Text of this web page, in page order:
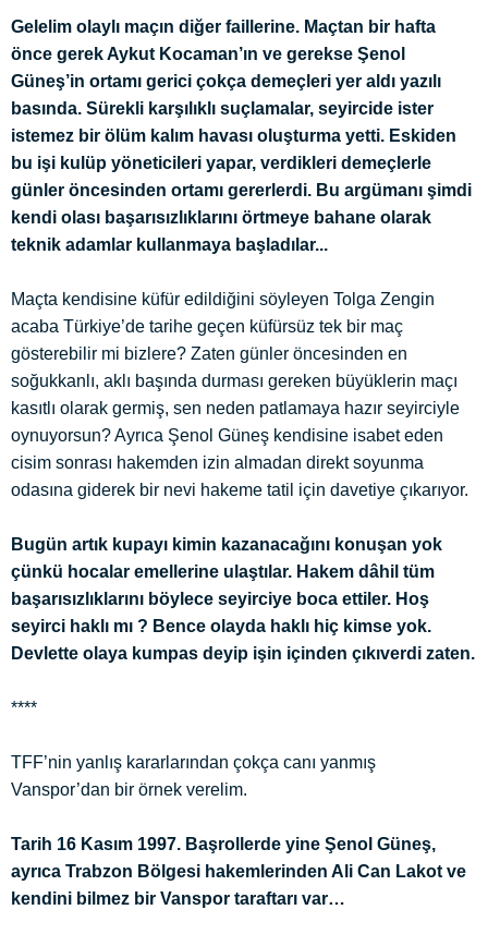
Gelelim olaylı maçın diğer faillerine. Maçtan bir hafta
önce gerek Aykut Kocaman’ın ve gerekse Şenol
Güneş’in ortamı gerici çokça demeçleri yer aldı yazılı
basında. Sürekli karşılıklı suçlamalar, seyircide ister
istemez bir ölüm kalım havası oluşturma yetti. Eskiden
bu işi kulüp yöneticileri yapar, verdikleri demeçlerle
günler öncesinden ortamı gererlerdi. Bu argümanı şimdi
kendi olası başarısızlıklarını örtmeye bahane olarak
teknik adamlar kullanmaya başladılar...
Maçta kendisine küfür edildiğini söyleyen Tolga Zengin
acaba Türkiye’de tarihe geçen küfürsüz tek bir maç
gösterebilir mi bizlere? Zaten günler öncesinden en
soğukkanlı, aklı başında durması gereken büyüklerin maçı
kasıtlı olarak germiş, sen neden patlamaya hazır seyirciyle
oynuyorsun? Ayrıca Şenol Güneş kendisine isabet eden
cisim sonrası hakemden izin almadan direkt soyunma
odasına giderek bir nevi hakeme tatil için davetiye çıkarıyor.
Bugün artık kupayı kimin kazanacağını konuşan yok
çünkü hocalar emellerine ulaştılar. Hakem dâhil tüm
başarısızlıklarını böylece seyirciye boca ettiler. Hoş
seyirci haklı mı ? Bence olayda haklı hiç kimse yok.
Devlette olaya kumpas deyip işin içinden çıkıverdi zaten.
****
TFF’nin yanlış kararlarından çokça canı yanmış
Vanspor’dan bir örnek verelim.
Tarih 16 Kasım 1997. Başrollerde yine Şenol Güneş,
ayrıca Trabzon Bölgesi hakemlerinden Ali Can Lakot ve
kendini bilmez bir Vanspor taraftarı var…